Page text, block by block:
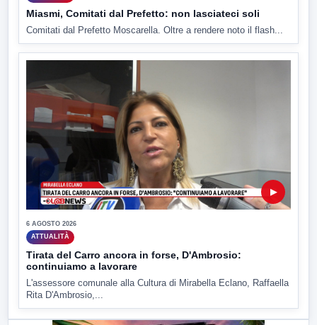
Miasmi, Comitati dal Prefetto: non lasciateci soli
Comitati dal Prefetto Moscarella. Oltre a rendere noto il flash...
▶
6 AGOSTO 2026
ATTUALITÀ
Tirata del Carro ancora in forse, D'Ambrosio:
continuiamo a lavorare
L'assessore comunale alla Cultura di Mirabella Eclano, Raffaella
Rita D'Ambrosio,...